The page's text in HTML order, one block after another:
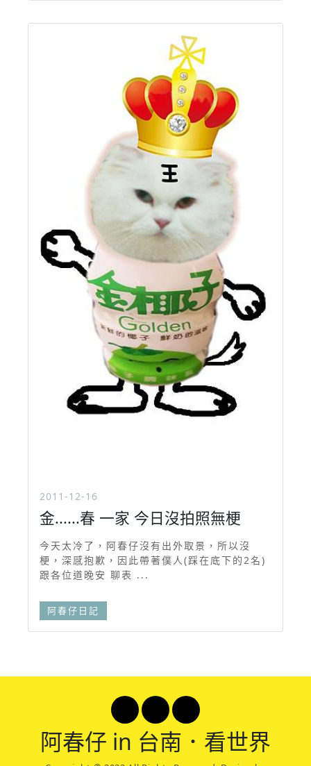
2011-12-16
金......春 一家 今日沒拍照無梗
今天太冷了，阿春仔沒有出外取景，所以沒
梗，深感抱歉，因此帶著僕人(踩在底下的2名)
跟各位道晚安 聊表 ...
阿春仔日記
阿春仔 in 台南．看世界